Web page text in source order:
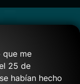
me
25 de
habían hecho